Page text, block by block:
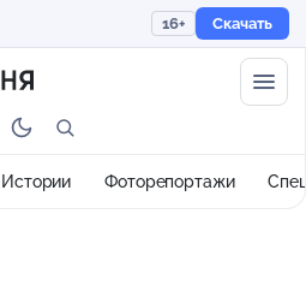
16+ Скачать
Истории Фоторепортажи